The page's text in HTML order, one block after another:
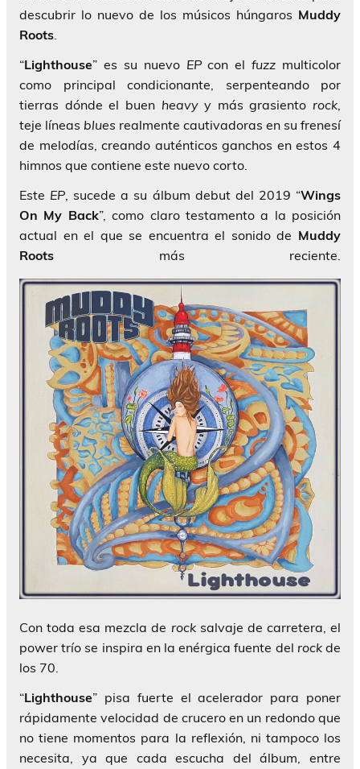
descubrir lo nuevo de los músicos húngaros Muddy
Roots.
“Lighthouse” es su nuevo EPcon elfuzz multicolor
como principal condicionante, serpenteando por
tierras dónde el buen heavyy más grasiento rock,
teje líneas blues realmente cautivadoras en su frenesí
de melodías, creando auténticos ganchos en estos 4
himnos que contiene este nuevo corto.
Este EP, sucede a su álbum debut del 2019 “Wings
On My Back”, como claro testamento a la posición
actual en el que se encuentra el sonido de Muddy
Roots más reciente.
Con toda esa mezcla de rocksalvaje de carretera, el
power trío se inspira en la enérgica fuente del rockde
los 70.
“Lighthouse” pisa fuerte el acelerador para poner
rápidamente velocidad de crucero en un redondo que
no tiene momentos para la reflexión, ni tampoco los
necesita, ya que cada escucha del álbum, entre